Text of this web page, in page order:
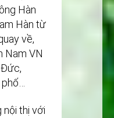
Hàn
Hàn từ
về,
Nam VN
nội thị với